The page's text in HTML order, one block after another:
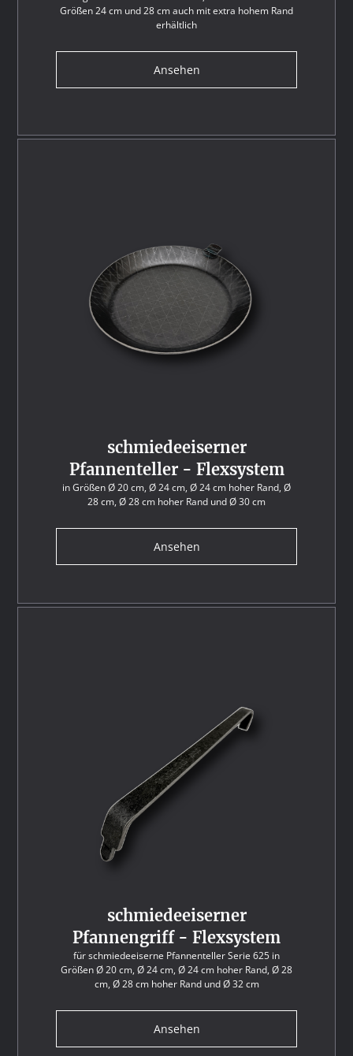
Größen 24 cm und 28 cm auch mit extra hohem Rand
erhältlich
Ansehen
schmiedeeiserner
Pfannenteller - Flexsystem
in Größen Ø 20 cm, Ø 24 cm, Ø 24 cm hoher Rand, Ø
28 cm, Ø 28 cm hoher Rand und Ø 30 cm
Ansehen
schmiedeeiserner
Pfannengriff - Flexsystem
für schmiedeeiserne Pfannenteller Serie 625 in
Größen Ø 20 cm, Ø 24 cm, Ø 24 cm hoher Rand, Ø 28
cm, Ø 28 cm hoher Rand und Ø 32 cm
Ansehen